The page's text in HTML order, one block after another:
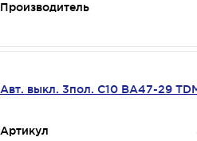
Производитель
Авт. выкл. 3пол. С10 ВА47-29
Артикул